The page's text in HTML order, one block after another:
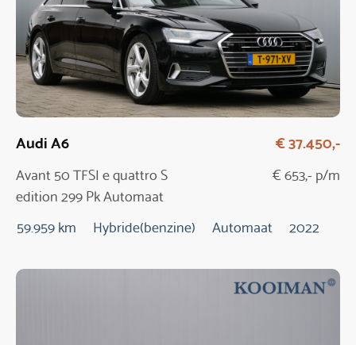
Audi A6
Avant 50 TFSI e quattro S
edition 299 Pk Automaat
€ 37.450,-
€ 653,- p/m
59.959 km Hybride(benzine) Automaat 2022